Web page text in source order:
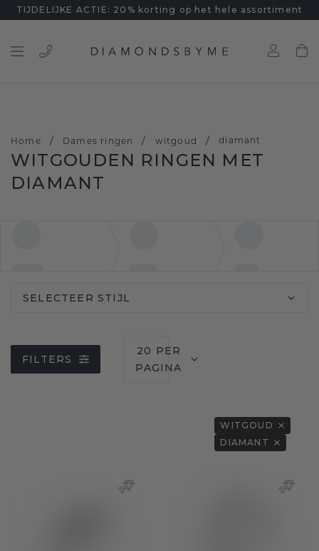
TIJDELIJKE ACTIE: 20% korting op het hele assortiment
Home / Dames ringen / witgoud / diamant
WITGOUDEN RINGEN MET
DIAMANT
SELECTEER STIJL
FILTERS
20 PER
PAGINA
WITGOUD
DIAMANT